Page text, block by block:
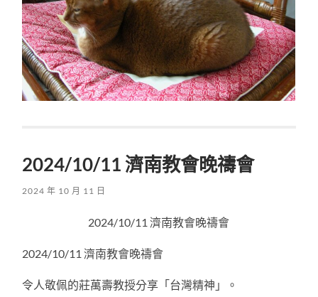
2024/10/11 濟南教會晚禱會
2024 年 10 月 11 日
2024/10/11 濟南教會晚禱會
2024/10/11 濟南教會晚禱會
令人敬佩的莊萬壽教授分享「台灣精神」。